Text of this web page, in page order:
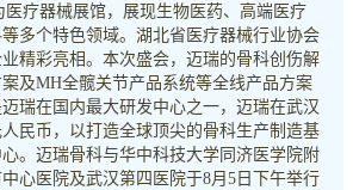
医疗器械展馆，展现生物医药、高端医疗
多个特色领域。湖北省医疗器械行业协会
精彩亮相。本次盛会，迈瑞的骨科创伤解
及MH全髋关节产品系统等全线产品方案
瑞在国内最大研发中心之一，迈瑞在武汉
民币，以打造全球顶尖的骨科生产制造基
。迈瑞骨科与华中科技大学同济医学院附
心医院及武汉第四医院于8月5日下午举行